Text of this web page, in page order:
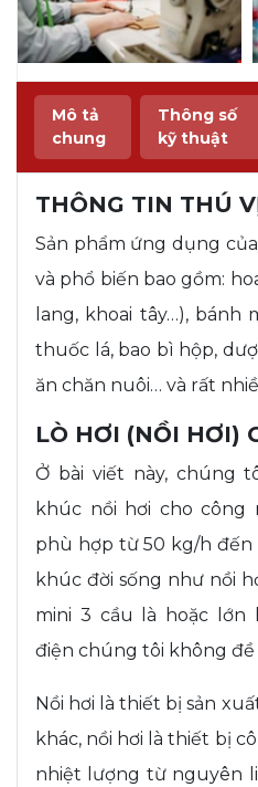
Mô tả
chung
Thông số
kỹ thuật
THÔNG TIN THÚ
Sản phẩm ứng dụng
và phổ biến bao gồm:
lang, khoai tây…), bánh
thuốc lá, bao bì hộp,
ăn chăn nuôi… và rất
LÒ HƠI (NỒI HƠI)
Ở bài viết này, chúng
khúc nồi hơi cho công
phù hợp từ 50 kg/h đến
khúc đời sống như nồi
mini 3 cầu là hoặc lớn
điện chúng tôi không đề
Nồi hơi là thiết bị sản
khác, nồi hơi là thiết bị
nhiệt lượng từ nguyên